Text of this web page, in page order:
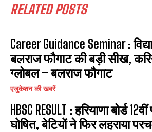
RELATED POSTS
Career Guidance Seminar :
बलराज फौगाट की बड़ी सीख,
ग्लोबल – बलराज फौगाट
एजुकेशन की खबरें
HBSC RESULT : हरियाणा बोर्ड 12वीं
घोषित, बेटियों ने फिर लहराया